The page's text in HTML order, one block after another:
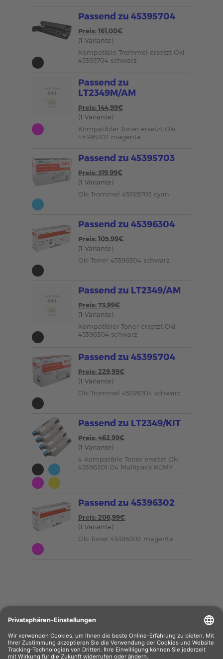
Passend zu 45395704
Preis: 161,00€
(1 Variante)
Kompatible Trommel ersetzt Oki
45395704 schwarz
Passend zu
LT2349M/AM
Preis: 144,99€
(1 Variante)
Kompatibler Toner ersetzt Oki
45396302 magenta
Passend zu 45395703
Preis: 319,99€
(1 Variante)
Oki Trommel 45395703 cyan
Passend zu 45396304
Preis: 105,99€
(1 Variante)
Oki Toner 45396304 schwarz
Passend zu LT2349/AM
Preis: 73,99€
(1 Variante)
Kompatibler Toner ersetzt Oki
45396304 schwarz
Passend zu 45395704
Preis: 229,99€
(1 Variante)
Oki Trommel 45395704 schwarz
Passend zu LT2349/KIT
Preis: 462,99€
(1 Variante)
4 Kompatible Toner ersetzt Oki
45396301-04 Multipack KCMY
Passend zu 45396302
Preis: 206,99€
(1 Variante)
Oki Toner 45396302 magenta